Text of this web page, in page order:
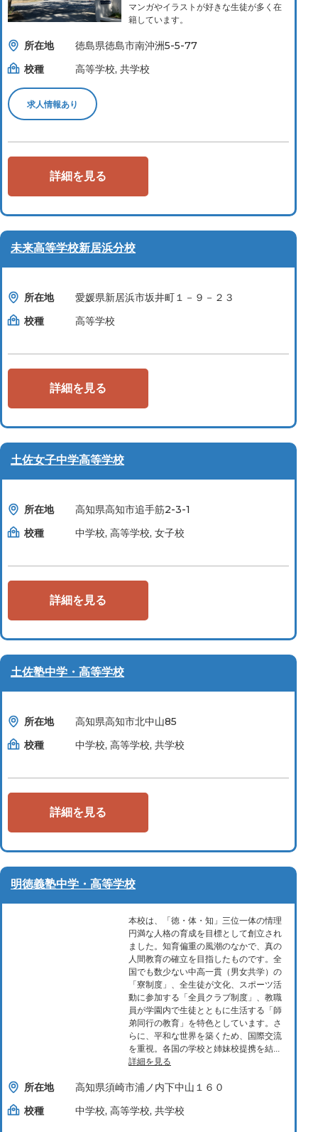
マンガやイラストが好きな生徒が多く在
籍しています。
所在地
徳島県徳島市南沖洲5-5-77
校種
高等学校, 共学校
求人情報あり
詳細を見る
未来高等学校新居浜分校
所在地
愛媛県新居浜市坂井町１－９－２３
校種
高等学校
詳細を見る
土佐女子中学高等学校
所在地
高知県高知市追手筋2-3-1
校種
中学校, 高等学校, 女子校
詳細を見る
土佐塾中学・高等学校
所在地
高知県高知市北中山85
校種
中学校, 高等学校, 共学校
詳細を見る
明徳義塾中学・高等学校
本校は、「徳・体・知」三位一体の情理
円満な人格の育成を目標として創立され
ました。知育偏重の風潮のなかで、真の
人間教育の確立を目指したものです。全
国でも数少ない中高一貫（男女共学）の
「寮制度」、全生徒が文化、スポーツ活
動に参加する「全員クラブ制度」、教職
員が学園内で生徒とともに生活する「師
弟同行の教育」を特色としています。さ
らに、平和な世界を築くため、国際交流
を重視。各国の学校と姉妹校提携を結...
詳細を見る
所在地
高知県須崎市浦ノ内下中山１６０
校種
中学校, 高等学校, 共学校